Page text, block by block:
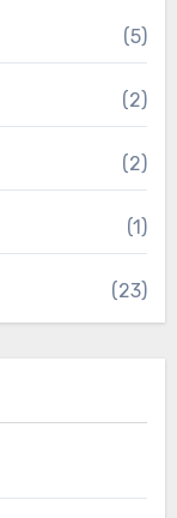
(5)
(2)
(2)
(1)
(23)